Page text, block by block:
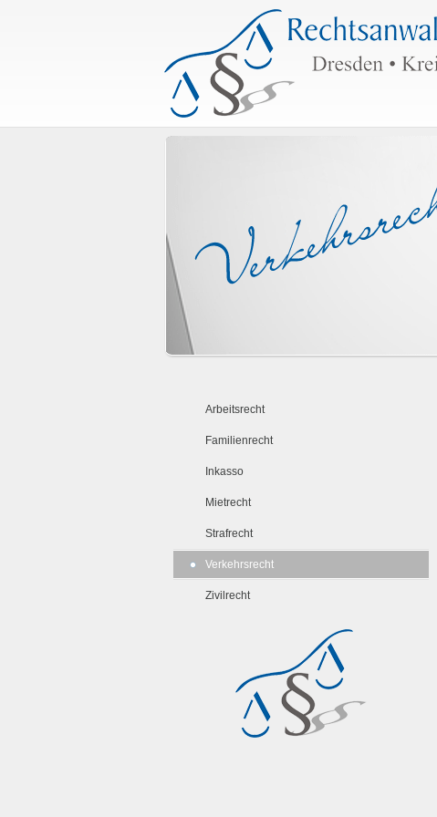
Arbeitsrecht
Familienrecht
Inkasso
Mietrecht
Strafrecht
Verkehrsrecht
Zivilrecht